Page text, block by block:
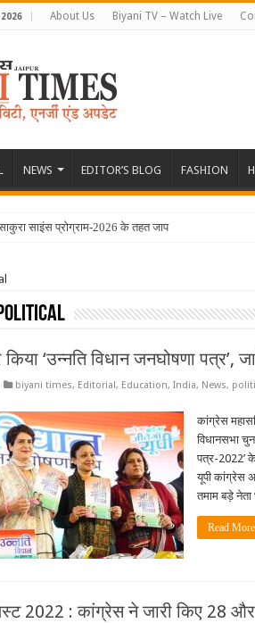
2026 About Us Biyani TV – Watch Live
NEWS EDITOR’S BLOG FASHION
साइंस प्रोग्राम-2026 के तहत जापान रवाना हुई बियानी
‘उन्‍नति विधान जनघोषणा पत्र’,
biyani times, Editorial, Education, India, News,
कांग्रेस
विधानसभा
पत्र-2022’
यूपी कांग्रेस
तमाम बड़े
Read
2022 : कांग्रेस ने जारी किए 28 और